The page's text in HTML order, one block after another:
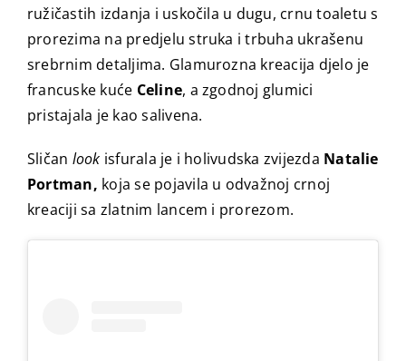
ružičastih izdanja i uskočila u dugu, crnu toaletu s
prorezima na predjelu struka i trbuha ukrašenu
srebrnim detaljima. Glamurozna kreacija djelo je
francuske kuće Celine, a zgodnoj glumici
pristajala je kao salivena.
Sličan look isfurala je i holivudska zvijezda Natalie
Portman, koja se pojavila u odvažnoj crnoj
kreaciji sa zlatnim lancem i prorezom.